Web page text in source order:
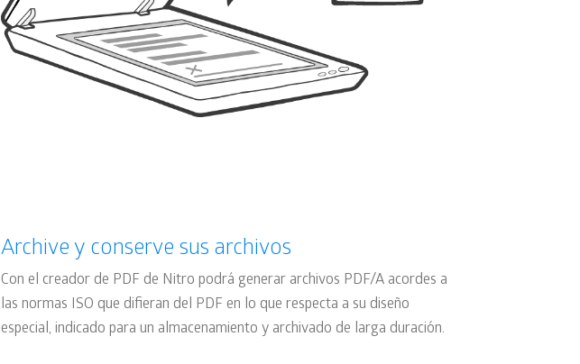
Archive y conserve sus archivos
Con el creador de PDF de Nitro podrá generar archivos PDF/A acordes a
las normas ISO que difieran del PDF en lo que respecta a su diseño
especial, indicado para un almacenamiento y archivado de larga duración.